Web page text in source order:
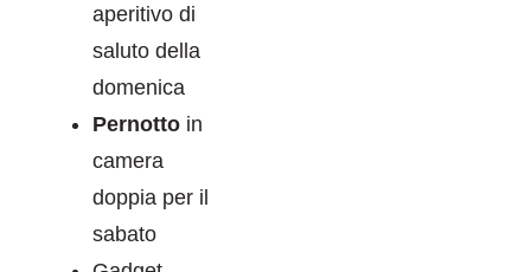
aperitivo di
saluto della
domenica
Pernotto in
camera
doppia per il
sabato